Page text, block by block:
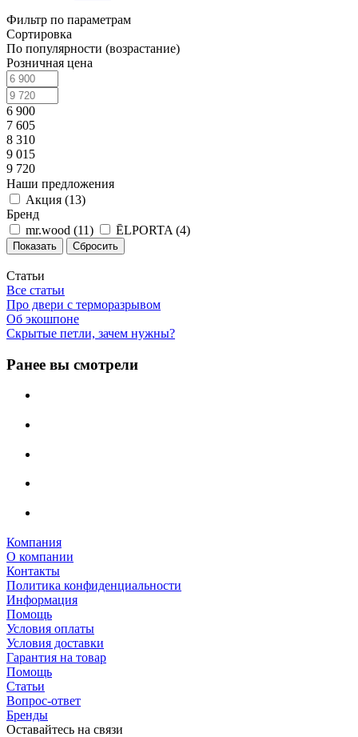
Фильтр по параметрам
Сортировка
По популярности (возрастание)
Розничная цена
6 900
7 605
8 310
9 015
9 720
Наши предложения
Акция (13)
Бренд
mr.wood (11) ĒLPORTA (4)
Сбросить
Статьи
Все статьи
Про двери с терморазрывом
Об экошпоне
Скрытые петли, зачем нужны?
Ранее вы смотрели
Компания
О компании
Контакты
Политика конфиденциальности
Информация
Помощь
Условия оплаты
Условия доставки
Гарантия на товар
Помощь
Статьи
Вопрос-ответ
Бренды
Оставайтесь на связи